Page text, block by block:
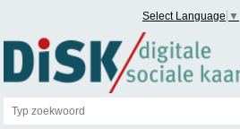
Select Language ▼